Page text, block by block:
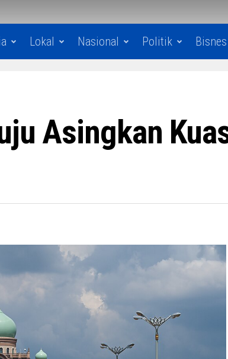
Lokal Nasional Politik Bisnes
Asingkan